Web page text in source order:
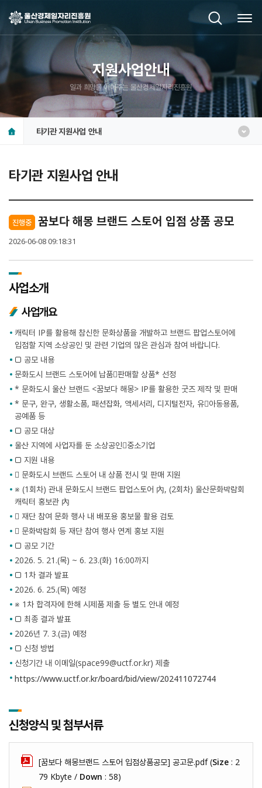
지원사업안내
일과 희망을 이어주는 울산경제일자리진흥원
타기관 지원사업 안내
타기관 지원사업 안내
진행중 꿈보다 해몽 브랜드 스토어 입점 상품 공모
2026-06-08 09:18:31
사업소개
사업개요
캐릭터 IP를 활용해 참신한 문화상품을 개발하고 브랜드 팝업스토어에
입점할 지역 소상공인 및 관련 기업의 많은 관심과 참여 바랍니다.
□ 공모 내용
문화도시 브랜드 스토어에 납품판매할 상품* 선정
* 문화도시 울산 브랜드 <꿈보다 해몽> IP를 활용한 굿즈 제작 및 판매
* 문구, 완구, 생활소품, 패션잡화, 액세서리, 디지털전자, 유아동용품,
공예품 등
□ 공모 대상
울산 지역에 사업자를 둔 소상공인중소기업
□ 지원 내용
 문화도시 브랜드 스토어 내 상품 전시 및 판매 지원
※ (1회차) 관내 문화도시 브랜드 팝업스토어 內, (2회차) 울산문화박람회
캐릭터 홍보관 內
 재단 참여 문화 행사 내 배포용 홍보물 활용 검토
 문화박람회 등 재단 참여 행사 연계 홍보 지원
□ 공모 기간
2026. 5. 21.(목) ~ 6. 23.(화) 16:00까지
□ 1차 결과 발표
2026. 6. 25.(목) 예정
※ 1차 합격자에 한해 시제품 제출 등 별도 안내 예정
□ 최종 결과 발표
2026년 7. 3.(금) 예정
□ 신청 방법
신청기간 내 이메일(space99@uctf.or.kr) 제출
https://www.uctf.or.kr/board/bid/view/202411072744
신청양식 및 첨부서류
[꿈보다 해몽브랜드 스토어 입점상품공모] 공고문.pdf (Size : 2
79 Kbyte / Down : 58)